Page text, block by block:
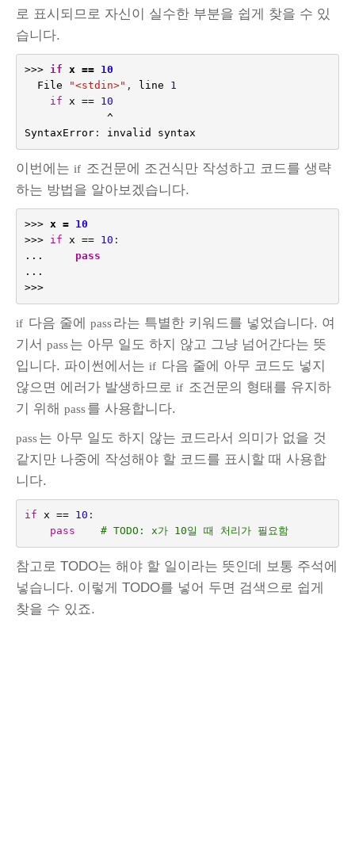
로 표시되므로 자신이 실수한 부분을 쉽게 찾을 수 있
습니다.
>>> if x ==
10
File
"<stdin>" , line
1
if x ==
10
^
SyntaxError: invalid syntax
이번에는 if 조건문에 조건식만 작성하고 코드를 생략
하는 방법을 알아보겠습니다.
>>> x =
10
>>>
if x == 10 :
...
pass
...
>>>
if 다음 줄에 pass라는 특별한 키워드를 넣었습니다. 여
기서 pass는 아무 일도 하지 않고 그냥 넘어간다는 뜻
입니다. 파이썬에서는 if 다음 줄에 아무 코드도 넣지
않으면 에러가 발생하므로 if 조건문의 형태를 유지하
기 위해 pass를 사용합니다.
pass는 아무 일도 하지 않는 코드라서 의미가 없을 것
같지만 나중에 작성해야 할 코드를 표시할 때 사용합
니다.
if x == 10 :
pass
# TODO: x가 10일 때 처리가 필요함
참고로 TODO는 해야 할 일이라는 뜻인데 보통 주석에
넣습니다. 이렇게 TODO를 넣어 두면 검색으로 쉽게
찾을 수 있죠.